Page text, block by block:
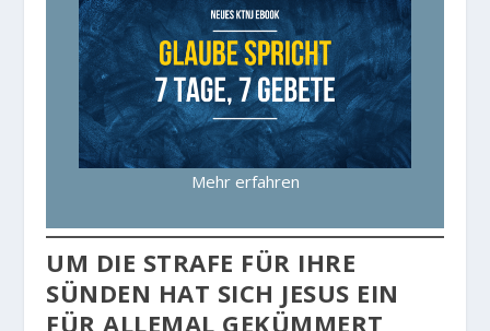
Mehr erfahren
UM DIE STRAFE FÜR IHRE
SÜNDEN HAT SICH JESUS EIN
FÜR ALLEMAL GEKÜMMERT